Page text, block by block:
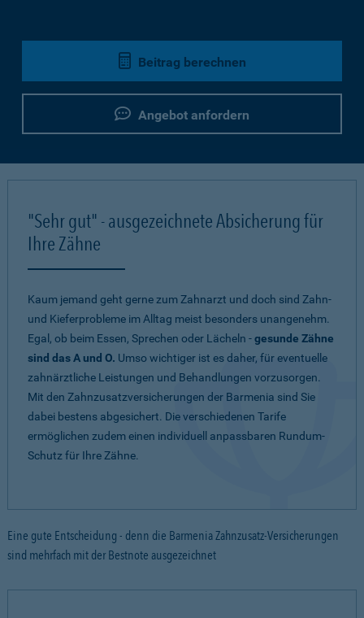
Beitrag berechnen
Angebot anfordern
"Sehr gut" - ausgezeichnete Absicherung für
Ihre Zähne
Kaum jemand geht gerne zum Zahnarzt und doch sind Zahn-
und Kieferprobleme im Alltag meist besonders unangenehm.
Egal, ob beim Essen, Sprechen oder Lächeln -gesunde Zähne
sind das A und O. Umso wichtiger ist es daher, für eventuelle
zahnärztliche Leistungen und Behandlungen vorzusorgen.
Mit den Zahnzusatzversicherungen der Barmenia sind Sie
dabei bestens abgesichert. Die verschiedenen Tarife
ermöglichen zudem einen individuell anpassbaren Rundum-
Schutz für Ihre Zähne.
Eine gute Entscheidung - denn die Barmenia Zahnzusatz-Versicherungen
sind mehrfach mit der Bestnote ausgezeichnet